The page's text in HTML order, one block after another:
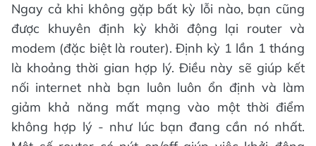
Ngay cả khi không gặp bất kỳ lỗi nào, bạn cũng
được khuyên định kỳ khởi động lại router và
modem (đặc biệt là router). Định kỳ 1 lần 1 tháng
là khoảng thời gian hợp lý. Điều này sẽ giúp kết
nối internet nhà bạn luôn luôn ổn định và làm
giảm khả năng mất mạng vào một thời điểm
không hợp lý - như lúc bạn đang cần nó nhất.